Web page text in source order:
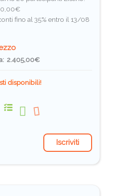
fino al 35% entro il 13/08
2.405,00€
disponibili!
Iscriviti